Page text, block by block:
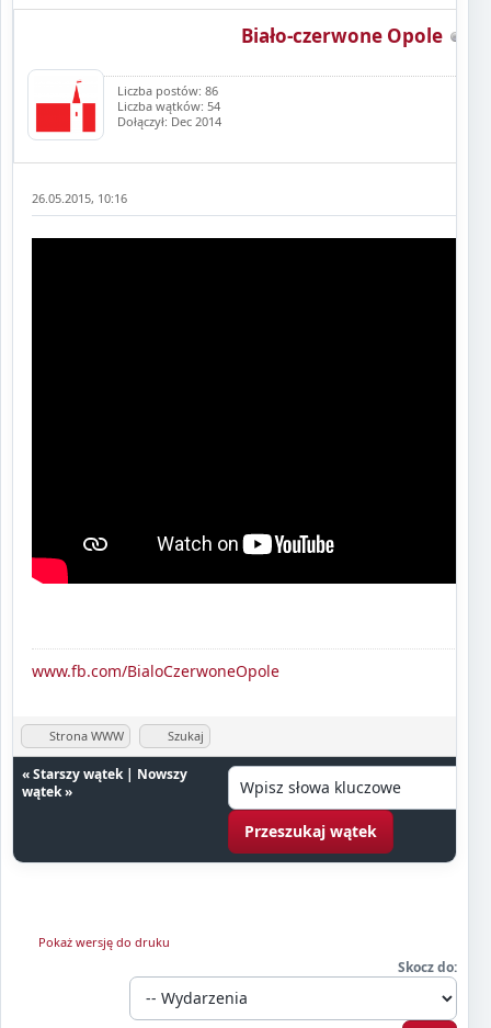
Biało-czerwone Opole
Liczba postów: 86
Liczba wątków: 54
Dołączył: Dec 2014
26.05.2015, 10:16
www.fb.com/BialoCzerwoneOpole
Strona WWW Szukaj
«Starszy wątek| Nowszy
wątek»
Pokaż wersję do druku
Skocz do: